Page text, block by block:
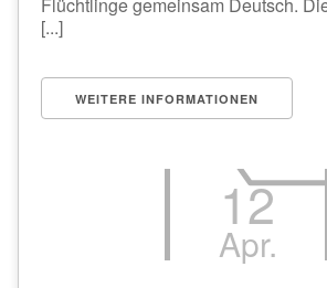
12
Apr.
Flüchtlinge gemeinsam Deutsch.
[...]
WEITERE INFORMATIONEN